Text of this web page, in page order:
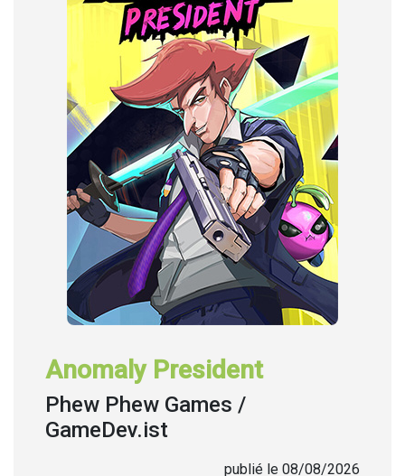
Anomaly President
Phew Phew Games /
GameDev.ist
publié le 08/08/2026